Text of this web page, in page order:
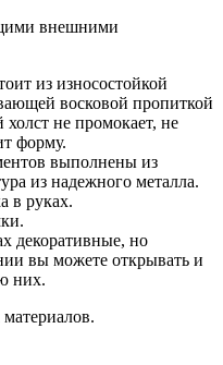
внешними
из износостойкой
восковой пропиткой
не промокает, не
форму.
выполнены из
из надежного металла.
в руках.
декоративные, но
вы можете открывать и
них.